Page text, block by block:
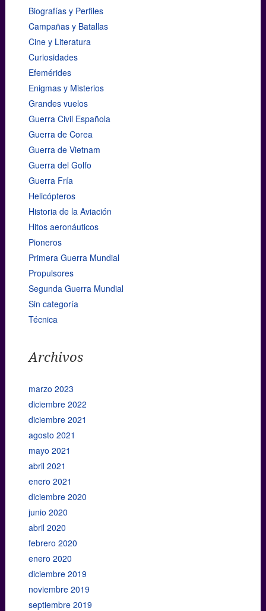
Biografías y Perfiles
Campañas y Batallas
Cine y Literatura
Curiosidades
Efemérides
Enigmas y Misterios
Grandes vuelos
Guerra Civil Española
Guerra de Corea
Guerra de Vietnam
Guerra del Golfo
Guerra Fría
Helicópteros
Historia de la Aviación
Hitos aeronáuticos
Pioneros
Primera Guerra Mundial
Propulsores
Segunda Guerra Mundial
Sin categoría
Técnica
Archivos
marzo 2023
diciembre 2022
diciembre 2021
agosto 2021
mayo 2021
abril 2021
enero 2021
diciembre 2020
junio 2020
abril 2020
febrero 2020
enero 2020
diciembre 2019
noviembre 2019
septiembre 2019